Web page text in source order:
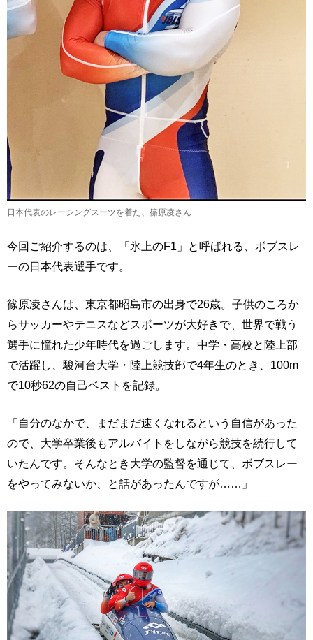
日本代表のレーシングスーツを着た、篠原凌さん
今回ご紹介するのは、「氷上のF1」と呼ばれる、ボブスレ
ーの日本代表選手です。
篠原凌さんは、東京都昭島市の出身で26歳。子供のころか
らサッカーやテニスなどスポーツが大好きで、世界で戦う
選手に憧れた少年時代を過ごします。中学・高校と陸上部
で活躍し、駿河台大学・陸上競技部で4年生のとき、100m
で10秒62の自己ベストを記録。
「自分のなかで、まだまだ速くなれるという自信があった
ので、大学卒業後もアルバイトをしながら競技を続行して
いたんです。そんなとき大学の監督を通じて、ボブスレー
をやってみないか、と話があったんですが……」